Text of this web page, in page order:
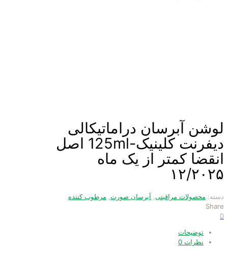
لوشن آبرسان دراماتیکالی
دیفرنت کلینیک-125ml اصل
انقضا کمتر از یک ماه
۱۲/۲۰۲۵
دسته: محصولات مراقبتی آبرسان صورت مرطوب کننده
Share
0
توضیحات
نظرات 0